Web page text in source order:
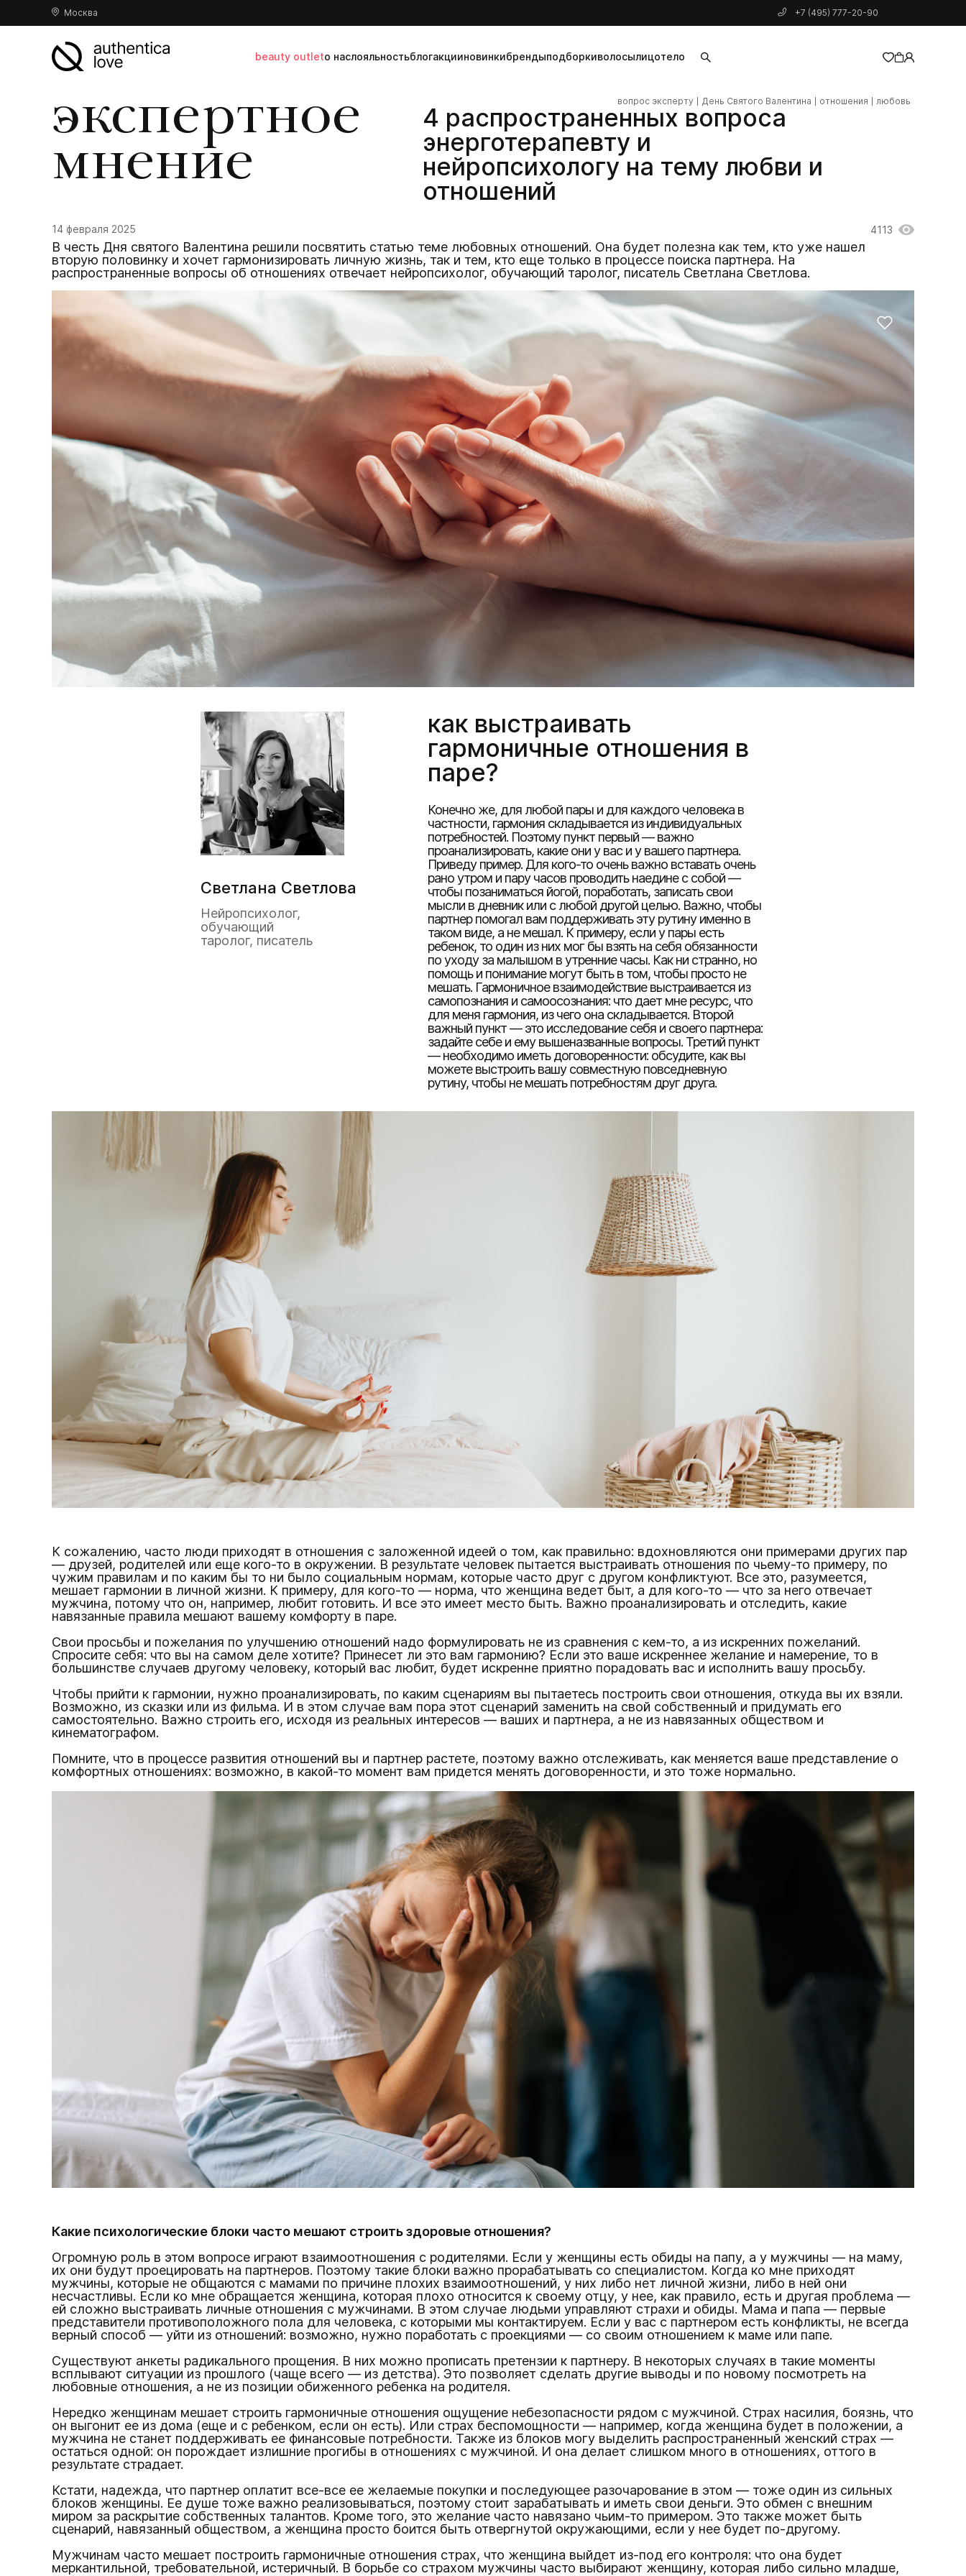
Москва +7 (495) 777-20-90
beauty outletо наслояльностьблогакцииновинкибрендыподборкиволосылицотело
добавлен в корзину
экспертное
мнение
4 распространенных вопроса
энерготерапевту и
нейропсихологу на тему любви и
отношений
вопрос эксперту День Святого Валентина отношения любовь
14 февраля 2025 4113
В честь Дня святого Валентина решили посвятить статью теме любовных отношений. Она будет полезна как тем, кто уже нашел
вторую половинку и хочет гармонизировать личную жизнь, так и тем, кто еще только в процессе поиска партнера. На
распространенные вопросы об отношениях отвечает нейропсихолог, обучающий таролог, писатель Светлана Светлова.
Светлана Светлова
Нейропсихолог,
обучающий
таролог, писатель
как выстраивать
гармоничные отношения в
паре?
Конечно же, для любой пары и для каждого человека в
частности, гармония складывается из индивидуальных
потребностей. Поэтому пункт первый — важно
проанализировать, какие они у вас и у вашего партнера.
Приведу пример. Для кого-то очень важно вставать очень
рано утром и пару часов проводить наедине с собой —
чтобы позаниматься йогой, поработать, записать свои
мысли в дневник или с любой другой целью. Важно, чтобы
партнер помогал вам поддерживать эту рутину именно в
таком виде, а не мешал. К примеру, если у пары есть
ребенок, то один из них мог бы взять на себя обязанности
по уходу за малышом в утренние часы. Как ни странно, но
помощь и понимание могут быть в том, чтобы просто не
мешать. Гармоничное взаимодействие выстраивается из
самопознания и самоосознания: что дает мне ресурс, что
для меня гармония, из чего она складывается. Второй
важный пункт — это исследование себя и своего партнера:
задайте себе и ему вышеназванные вопросы. Третий пункт
— необходимо иметь договоренности: обсудите, как вы
можете выстроить вашу совместную повседневную
рутину, чтобы не мешать потребностям друг друга.
К сожалению, часто люди приходят в отношения с заложенной идеей о том, как правильно: вдохновляются они примерами других пар
— друзей, родителей или еще кого-то в окружении. В результате человек пытается выстраивать отношения по чьему-то примеру, по
чужим правилам и по каким бы то ни было социальным нормам, которые часто друг с другом конфликтуют. Все это, разумеется,
мешает гармонии в личной жизни. К примеру, для кого-то — норма, что женщина ведет быт, а для кого-то — что за него отвечает
мужчина, потому что он, например, любит готовить. И все это имеет место быть. Важно проанализировать и отследить, какие
навязанные правила мешают вашему комфорту в паре.
Свои просьбы и пожелания по улучшению отношений надо формулировать не из сравнения с кем-то, а из искренних пожеланий.
Спросите себя: что вы на самом деле хотите? Принесет ли это вам гармонию? Если это ваше искреннее желание и намерение, то в
большинстве случаев другому человеку, который вас любит, будет искренне приятно порадовать вас и исполнить вашу просьбу.
Чтобы прийти к гармонии, нужно проанализировать, по каким сценариям вы пытаетесь построить свои отношения, откуда вы их взяли.
Возможно, из сказки или из фильма. И в этом случае вам пора этот сценарий заменить на свой собственный и придумать его
самостоятельно. Важно строить его, исходя из реальных интересов — ваших и партнера, а не из навязанных обществом и
кинематографом.
Помните, что в процессе развития отношений вы и партнер растете, поэтому важно отслеживать, как меняется ваше представление о
комфортных отношениях: возможно, в какой-то момент вам придется менять договоренности, и это тоже нормально.
Какие психологические блоки часто мешают строить здоровые отношения?
Огромную роль в этом вопросе играют взаимоотношения с родителями. Если у женщины есть обиды на папу, а у мужчины — на маму,
их они будут проецировать на партнеров. Поэтому такие блоки важно прорабатывать со специалистом. Когда ко мне приходят
мужчины, которые не общаются с мамами по причине плохих взаимоотношений, у них либо нет личной жизни, либо в ней они
несчастливы. Если ко мне обращается женщина, которая плохо относится к своему отцу, у нее, как правило, есть и другая проблема —
ей сложно выстраивать личные отношения с мужчинами. В этом случае людьми управляют страхи и обиды. Мама и папа — первые
представители противоположного пола для человека, с которыми мы контактируем. Если у вас с партнером есть конфликты, не всегда
верный способ — уйти из отношений: возможно, нужно поработать с проекциями — со своим отношением к маме или папе.
Существуют анкеты радикального прощения. В них можно прописать претензии к партнеру. В некоторых случаях в такие моменты
всплывают ситуации из прошлого (чаще всего — из детства). Это позволяет сделать другие выводы и по новому посмотреть на
любовные отношения, а не из позиции обиженного ребенка на родителя.
Нередко женщинам мешает строить гармоничные отношения ощущение небезопасности рядом с мужчиной. Страх насилия, боязнь, что
он выгонит ее из дома (еще и с ребенком, если он есть). Или страх беспомощности — например, когда женщина будет в положении, а
мужчина не станет поддерживать ее финансовые потребности. Также из блоков могу выделить распространенный женский страх —
остаться одной: он порождает излишние прогибы в отношениях с мужчиной. И она делает слишком много в отношениях, оттого в
результате страдает.
Кстати, надежда, что партнер оплатит все-все ее желаемые покупки и последующее разочарование в этом — тоже один из сильных
блоков женщины. Ее душе тоже важно реализовываться, поэтому стоит зарабатывать и иметь свои деньги. Это обмен с внешним
миром за раскрытие собственных талантов. Кроме того, это желание часто навязано чьим-то примером. Это также может быть
сценарий, навязанный обществом, а женщина просто боится быть отвергнутой окружающими, если у нее будет по-другому.
Мужчинам часто мешает построить гармоничные отношения страх, что женщина выйдет из-под его контроля: что она будет
меркантильной, требовательной, истеричный. В борьбе со страхом мужчины часто выбирают женщину, которая либо сильно младше,